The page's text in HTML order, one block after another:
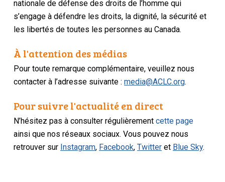
nationale de défense des droits de l’homme qui
s’engage à défendre les droits, la dignité, la sécurité et
les libertés de toutes les personnes au Canada.
À l'attention des médias
Pour toute remarque complémentaire, veuillez nous
contacter à l’adresse suivante :media@ACLC.org.
Pour suivre l'actualité en direct
N’hésitez pas à consulter régulièrementcette page
ainsi que nos réseaux sociaux. Vous pouvez nous
retrouver sur Instagram, Facebook,Twitter et Blue Sky.